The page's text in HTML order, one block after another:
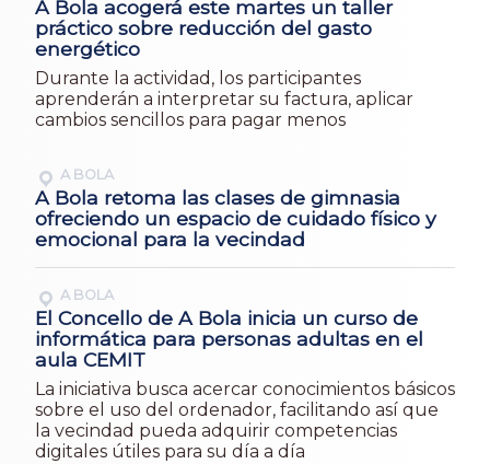
A Bola acogerá este martes un taller
práctico sobre reducción del gasto
energético
Durante la actividad, los participantes
aprenderán a interpretar su factura, aplicar
cambios sencillos para pagar menos
A BOLA
A Bola retoma las clases de gimnasia
ofreciendo un espacio de cuidado físico y
emocional para la vecindad
A BOLA
El Concello de A Bola inicia un curso de
informática para personas adultas en el
aula CEMIT
La iniciativa busca acercar conocimientos básicos
sobre el uso del ordenador, facilitando así que
la vecindad pueda adquirir competencias
digitales útiles para su día a día